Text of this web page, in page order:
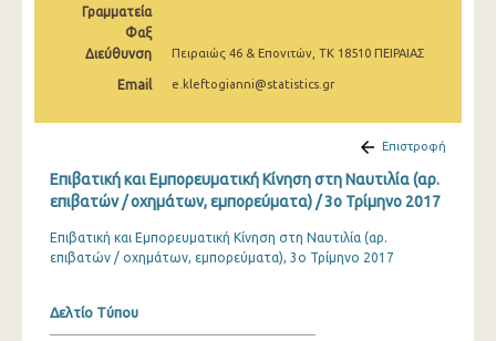
3o Τρίμηνο 2022
2o Τρίμηνο 2022
1o Τρίμηνο 2022
3o Τρίμηνο 2021
2o Τρίμηνο 2021
1o Τρίμηνο 2021
Γραμματεία
Φαξ
Διεύθυνση
Πειραιώς 46 & Επονιτών, ΤΚ 18510 ΠΕΙΡΑΙΑΣ
Email e.kleftogianni@statistics.gr
Επιστροφή
Επιβατική και Εμπορευματική Κίνηση στη Ναυτιλία (αρ.
επιβατών / οχημάτων, εμπορεύματα) / 3o Τρίμηνο 2017
Επιβατική και Εμπορευματική Κίνηση στη Ναυτιλία (αρ.
επιβατών / οχημάτων, εμπορεύματα), 3ο Τρίμηνο 2017
Δελτίο Τύπου